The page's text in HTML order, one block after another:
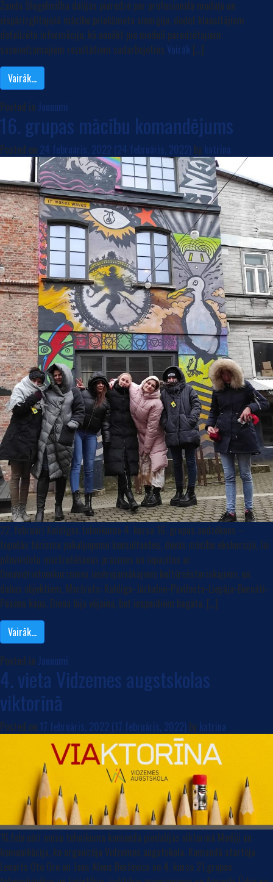
Zanda Šlegelmilha dalījās pieredzē par profesionālā moduļa un
vispārizglītojošā mācību priekšmeta sinerģiju, dodot klausītājiem
detalizētu informāciju, kā nonākt pie modulī paredzētajiem
sasniedzamajiem rezultātiem sadarbojoties Vairāk […]
Vairāk…
Posted in Jaunumi
16. grupas mācību komandējums
Posted on 24 februāris, 2022 (24 februāris, 2022) by katrina
22. februārī Kuldīgas tehnikuma 4. kursa 16. grupas audzēknes –
topošās tūrisma pakalpojumu konsultantes, devās mācību ekskursijā, lai
pilnveidotu maršrutēšanas prasmes un iepazītos ar
Dienvidrietumkurzemes ievērojamākajiem kultūrvēsturiskajiem, un
dabas objektiem. Maršruts: Kuldīga-Jūrkalne-Pāvilosta-Liepāja-Bernāti-
Pūsēnu kāpa. Diena bija vējaina, bet iespaidiem bagāta. […]
Vairāk…
Posted in Jaunumi
4. vieta Vidzemes augstskolas
viktorīnā
Posted on 17 februāris, 2022 (17 februāris, 2022) by katrina
16.februārī mūsu tehnikuma komanda piedalījās viktorīnā Mediji un
komunikācija, ko organizēja Vidzemes augstskola. Komandā startēja
Lenarts Oto Ore un Jans Alens Berševics no 4. kursa 21.grupas